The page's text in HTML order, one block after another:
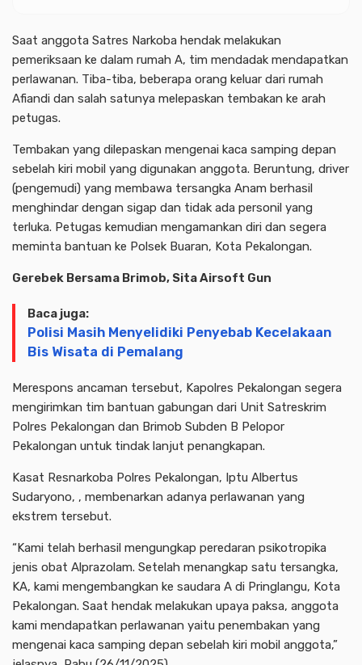
Saat anggota Satres Narkoba hendak melakukan
pemeriksaan ke dalam rumah A, tim mendadak mendapatkan
perlawanan. Tiba-tiba, beberapa orang keluar dari rumah
Afiandi dan salah satunya melepaskan tembakan ke arah
petugas.
Tembakan yang dilepaskan mengenai kaca samping depan
sebelah kiri mobil yang digunakan anggota. Beruntung, driver
(pengemudi) yang membawa tersangka Anam berhasil
menghindar dengan sigap dan tidak ada personil yang
terluka. Petugas kemudian mengamankan diri dan segera
meminta bantuan ke Polsek Buaran, Kota Pekalongan.
Gerebek Bersama Brimob, Sita Airsoft Gun
Baca juga:
Polisi Masih Menyelidiki Penyebab Kecelakaan
Bis Wisata di Pemalang
Merespons ancaman tersebut, Kapolres Pekalongan segera
mengirimkan tim bantuan gabungan dari Unit Satreskrim
Polres Pekalongan dan Brimob Subden B Pelopor
Pekalongan untuk tindak lanjut penangkapan.
Kasat Resnarkoba Polres Pekalongan, Iptu Albertus
Sudaryono, , membenarkan adanya perlawanan yang
ekstrem tersebut.
“Kami telah berhasil mengungkap peredaran psikotropika
jenis obat Alprazolam. Setelah menangkap satu tersangka,
KA, kami mengembangkan ke saudara A di Pringlangu, Kota
Pekalongan. Saat hendak melakukan upaya paksa, anggota
kami mendapatkan perlawanan yaitu penembakan yang
mengenai kaca samping depan sebelah kiri mobil anggota,”